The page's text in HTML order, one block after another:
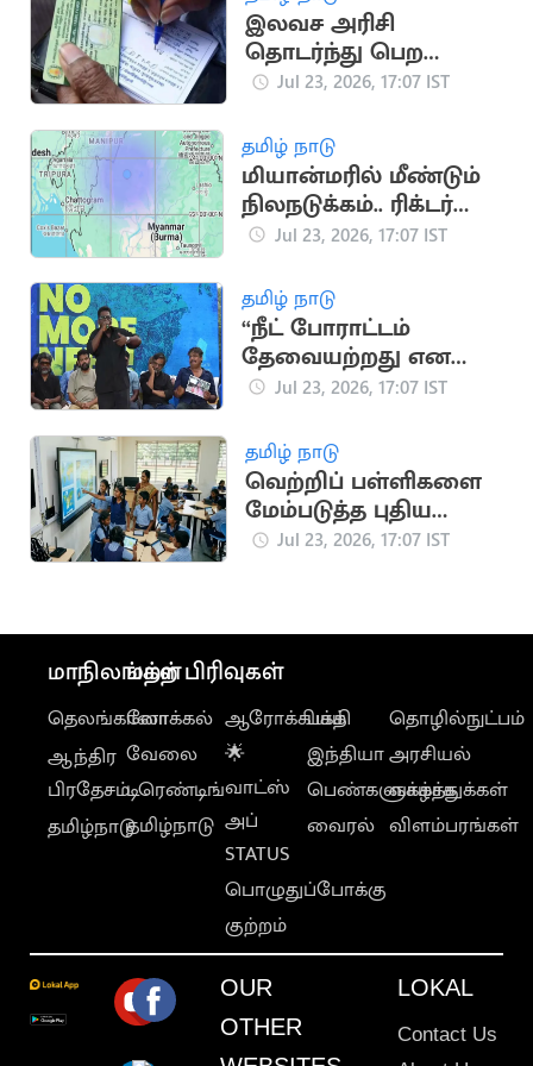
வலியுறுத்தல்
இலவச அரிசி
தொடர்ந்து பெற
ரேஷன் கார்டில் இ-
Jul 23, 2026, 17:07 IST
தமிழ் நாடு
மியான்மரில் மீண்டும்
நிலநடுக்கம்.. ரிக்டர்
அளவில் 4.3 ஆக பதிவு
Jul 23, 2026, 17:07 IST
தமிழ் நாடு
“நீட் போராட்டம்
தேவையற்றது என
அமைச்சர் கூறினார்” -
Jul 23, 2026, 17:07 IST
தமிழ் நாடு
வெற்றிப் பள்ளிகளை
மேம்படுத்த புதிய
வழிகாட்டுதல்கள்
Jul 23, 2026, 17:07 IST
மாநிலங்கள்
தெலங்கானா
ஆந்திர
பிரதேசம்
தமிழ்நாடு
மற்ற பிரிவுகள்
லோக்கல்
வேலை
டிரெண்டிங்
தமிழ்நாடு
ஆரோக்கியம்
🌟
வாட்ஸ்
அப்
STATUS
பொழுதுப்போக்கு
குற்றம்
பக்தி
இந்தியா
பெண்களுக்காக
வைரல்
தொழில்நுட்பம்
அரசியல்
வாழ்த்துக்கள்
விளம்பரங்கள்
OUR
OTHER
LOKAL
Contact Us